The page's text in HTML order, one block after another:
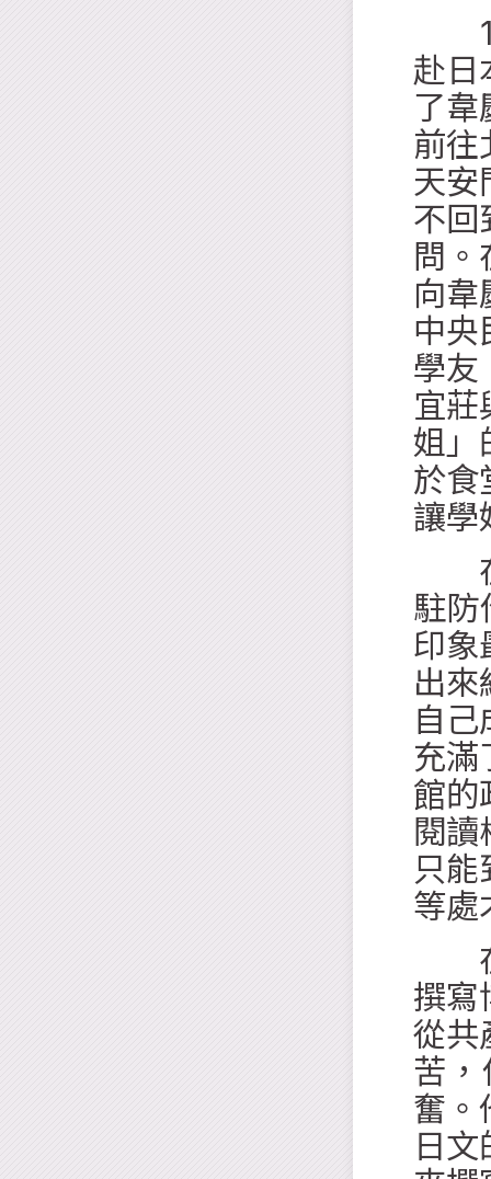
赴日
了韋
前往
天安
不回
問
向韋
中央
學友
宜莊
姐」
於食
讓學
在
駐防
印象
出來
自
充滿
館的
閱
只
等處
在
撰寫
從共
苦
奮。
日